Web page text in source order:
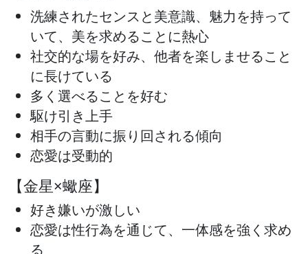
洗練されたセンスと美意識、魅力を持って
いて、美を求めることに熱心
社交的な場を好み、他者を楽しませること
に長けている
多く選べることを好む
駆け引き上手
相手の言動に振り回される傾向
恋愛は受動的
【金星×蠍座】
好き嫌いが激しい
恋愛は性行為を通じて、一体感を強く求め
る